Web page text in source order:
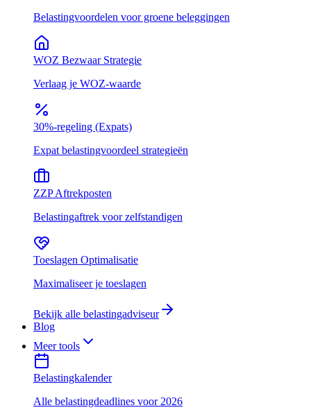
Belastingvoordelen voor groene beleggingen
WOZ Bezwaar Strategie
Verlaag je WOZ-waarde
30%-regeling (Expats)
Expat belastingvoordeel strategieën
ZZP Aftrekposten
Belastingaftrek voor zelfstandigen
Toeslagen Optimalisatie
Maximaliseer je toeslagen
Bekijk alle belastingadviseur
Blog
Meer tools
Belastingkalender
Alle belastingdeadlines voor 2026